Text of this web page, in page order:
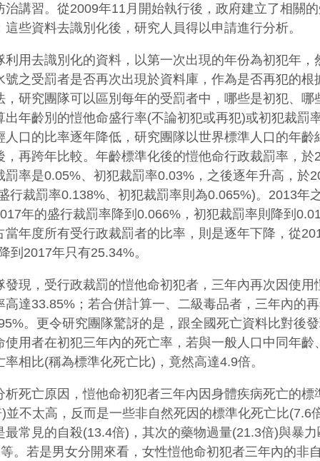
治講習。從2009年11月開始執行後，政府建立了相關
這些資料去識別化後，研究人員得以申請進行分析。
利用去識別化的資料，以第一次出現的年份為初犯年，
號之受罰者是否再次出現於資料庫，作為是否再犯的根
，研究團隊可以區別每年的受罰者中，哪些是初犯、哪
出年齡別的愷他命盛行率(不論初犯或再犯)或初犯裁罰
人口的比率逐年降低，研究團隊以世界標準人口的年齡
，再跨年比較。年齡標準化後的愷他命行政裁罰率，於
罰率是0.05%、初犯裁罰率0.03%，之後逐年升高，於
行裁罰率0.138%、初犯裁罰率則為0.065%)。2013年
年的盛行裁罰率降到0.066%，初犯裁罰率則降到
當年度所有受行政裁罰者的比率，則是逐年下降，從
到2017年只有25.34%。
發現，受行政裁罰的愷他命初犯者，三年內再次因使用
高達33.85%；若合併計算一、二級毒品者，三年內的
。更令研究團隊驚訝的是，跟全國死亡資料比對後
使用者在初犯三年內的死亡率，若與一般人口中同年齡
率相比(稱為標準化死亡比)，竟然高達4.9倍。
析死亡原因，愷他命初犯者三年內因身體疾病死亡的標
並不太高，反而是一些非自然死因的標準化死亡比(7.6
最常見的自殺(13.4倍)，其次的藥物過量(21.3倍)與暴力
。若是男女分開來看，女性愷他命初犯者三年內的非